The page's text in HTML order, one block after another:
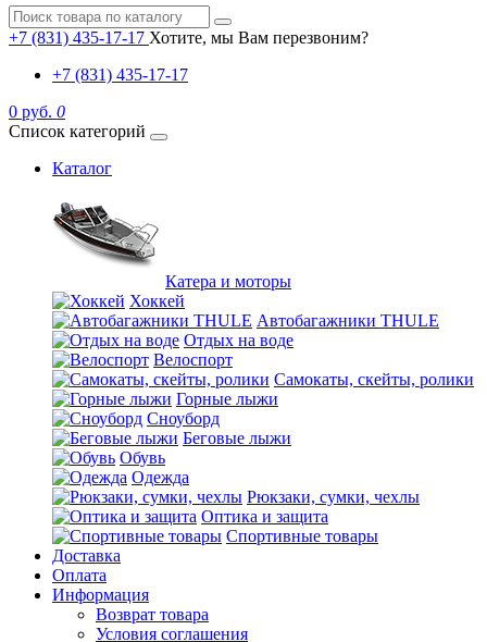
+7 (831) 435-17-17 Хотите, мы Вам перезвоним?
+7 (831) 435-17-17
0 руб. 0
Список категорий
Каталог
Катера и моторы
Хоккей
Автобагажники THULE
Отдых на воде
Велоспорт
Самокаты, скейты, ролики
Горные лыжи
Сноуборд
Беговые лыжи
Обувь
Одежда
Рюкзаки, сумки, чехлы
Оптика и защита
Спортивные товары
Доставка
Оплата
Информация
Возврат товара
Условия соглашения